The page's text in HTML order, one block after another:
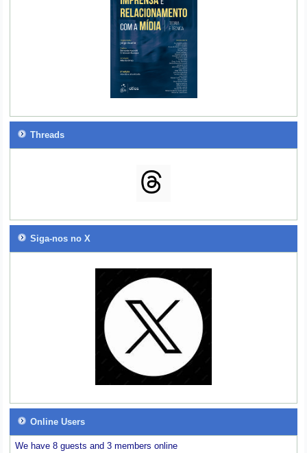
Threads
Siga-nos no X
Online Users
We have 8 guests and 3 members online